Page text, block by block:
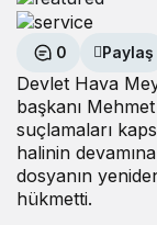
0 Paylaş
Devlet Hava
başkanı
suçlamaları
halinin
dosyanın
hükmetti.